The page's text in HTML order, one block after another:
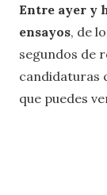
Entre ayer y
ensayos, de
segundos de
candidaturas
que puedes